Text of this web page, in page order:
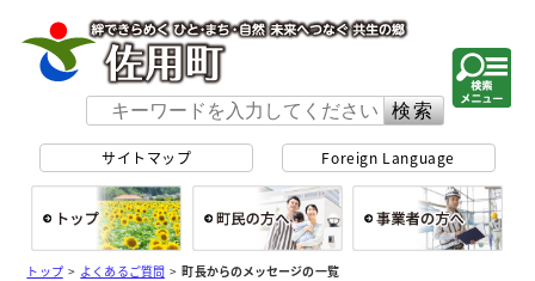
サイトマップ Foreign Language
総合トップ
トップ> よくあるご質問>町長からのメッセージの一覧